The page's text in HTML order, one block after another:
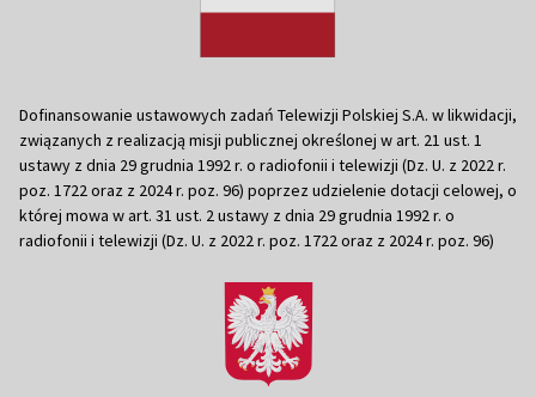
Dofinansowanie ustawowych zadań Telewizji Polskiej S.A. w likwidacji,
związanych z realizacją misji publicznej określonej w art. 21 ust. 1
ustawy z dnia 29 grudnia 1992 r. o radiofonii i telewizji (Dz. U. z 2022 r.
poz. 1722 oraz z 2024 r. poz. 96) poprzez udzielenie dotacji celowej, o
której mowa w art. 31 ust. 2 ustawy z dnia 29 grudnia 1992 r. o
radiofonii i telewizji (Dz. U. z 2022 r. poz. 1722 oraz z 2024 r. poz. 96)